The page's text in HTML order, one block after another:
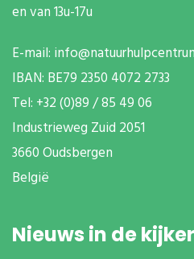
en van 13u-17u
E-mail:
IBAN: BE79 2350 4072 2733
Tel: +32 (0)89 / 85 49 06
Industrieweg Zuid 2051
3660 Oudsbergen
België
Nieuws in de kijker